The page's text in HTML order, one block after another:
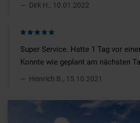
Dirk H., 10.01.2022
Super Service. Hatte 1 Tag vor
Konnte wie geplant am nächsten
Heinrich B., 15.10.2021